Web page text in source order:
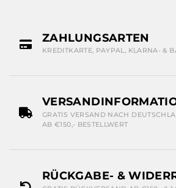
ZAHLUNGSARTEN
KREDITKARTE, PAYPAL, KLARNA- &
GRATIS VERSAND NACH
AB €150,- BESTELLWERT
RÜCKGABE- &